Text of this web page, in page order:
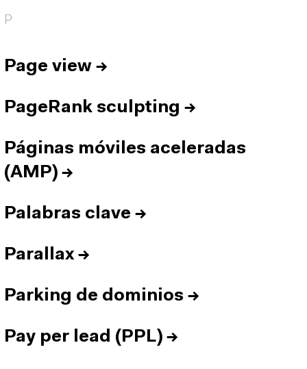
P
Page view →
PageRank sculpting →
Páginas móviles aceleradas
(AMP) →
Palabras clave →
Parallax →
Parking de dominios →
Pay per lead (PPL) →